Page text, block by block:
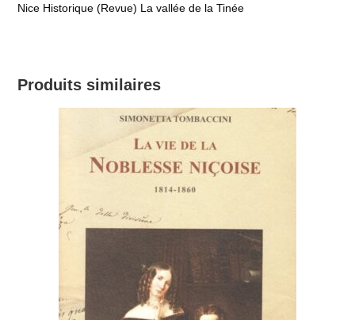
Nice Historique (Revue) La vallée de la Tinée
Produits similaires